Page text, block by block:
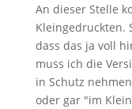
An dieser Stelle
Kleingedruckten.
dass das ja voll
muss ich die
in Schutz
oder gar "im